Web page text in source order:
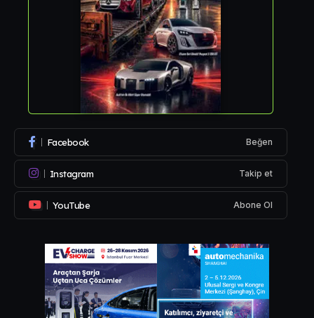
Facebook Beğen
Instagram Takip et
YouTube Abone Ol